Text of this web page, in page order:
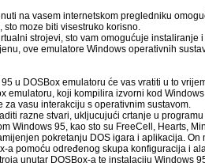
na vasem internetskom pregledniku
moze biti visestruko korisno.
strojevi, sto vam omogućuje
ove emulatore Windows operativnih
u DOSBox emulatoru će vas vratiti u to
emulatoru, koji kompilira izvorni kod
vasu interakciju s operativnim sustavom.
razne stvari, ukljucujući crtanje u
Windows 95, kao sto su FreeCell, Hearts,
pokretanju DOS igara i aplikacija.
a pomoću određenog skupa konfiguracija i
unutar DOSBox-a te instalaciju Windows